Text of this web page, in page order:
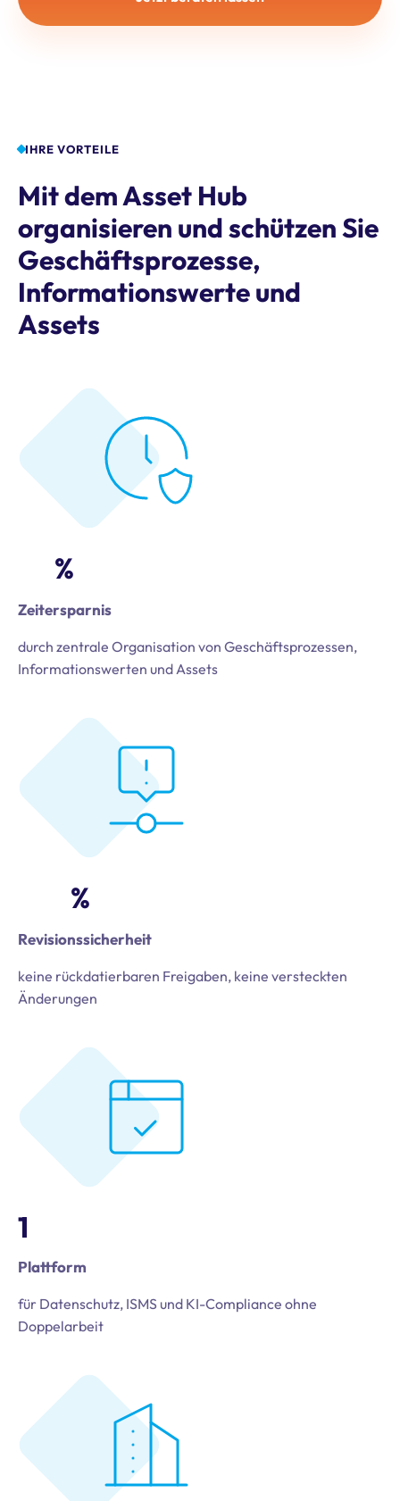
IHRE VORTEILE
Mit dem Asset Hub
organisieren und schützen Sie
Geschäftsprozesse,
Informationswerte und
Assets
%
Zeitersparnis
durch zentrale Organisation von Geschäftsprozessen,
Informationswerten und Assets
%
Revisionssicherheit
keine rückdatierbaren Freigaben, keine versteckten
Änderungen
1
Plattform
für Datenschutz, ISMS und KI-Compliance ohne
Doppelarbeit